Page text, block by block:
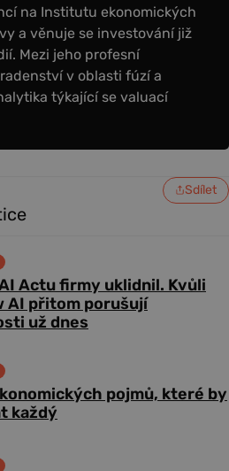
na Institutu ekonomických
a věnuje se investování již
Mezi jeho profesní
v oblasti fúzí a
týkající se valuací
Sdílet
Actu firmy uklidnil. Kvůli
AI přitom porušují
už dnes
pojmů, které by
každý